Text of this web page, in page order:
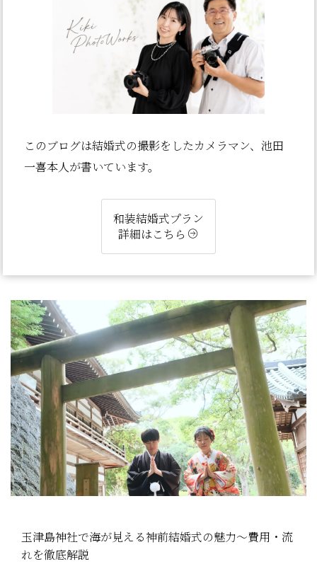
このブログは結婚式の撮影をしたカメラマン、池田
一喜本人が書いています。
和装結婚式プラン
詳細はこちら
玉津島神社で海が見える神前結婚式の魅力～費用・流
れを徹底解説